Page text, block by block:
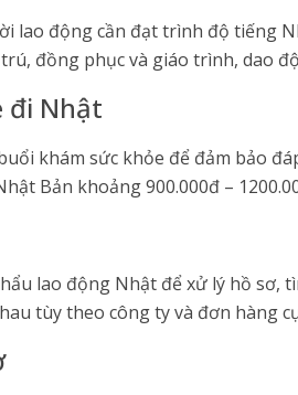
lao động cần đạt trình độ tiếng
đồng phục và giáo trình, dao
đi Nhật
khám sức khỏe để đảm bảo
Bản khoảng 900.000đ –
lao động Nhật để xử lý hồ sơ,
tùy theo công ty và đơn hàng